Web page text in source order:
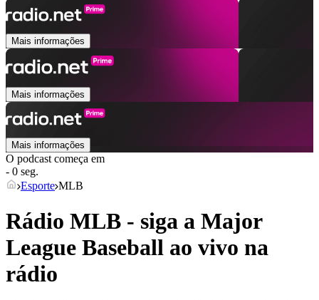
Mais informações
Mais informações
Mais informações
O podcast começa em
- 0 seg.
Esporte MLB
Rádio MLB - siga a Major
League Baseball ao vivo na
rádio